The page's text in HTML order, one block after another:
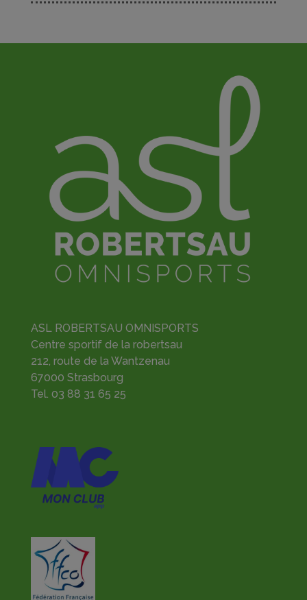
ASL ROBERTSAU OMNISPORTS
Centre sportif de la robertsau
212, route de la Wantzenau
67000 Strasbourg
Tel. 03 88 31 65 25